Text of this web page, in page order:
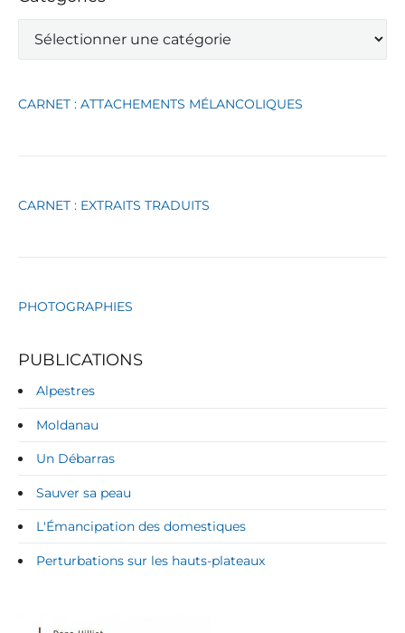
t
o
CARNET : ATTACHEMENTS MÉLANCOLIQUES
CARNET : EXTRAITS TRADUITS
PHOTOGRAPHIES
PUBLICATIONS
Alpestres
Moldanau
Un Débarras
Sauver sa peau
L'Émancipation des domestiques
Perturbations sur les hauts-plateaux